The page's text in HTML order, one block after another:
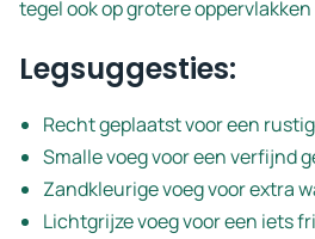
tegel ook op grotere
Legsuggesties:
Recht geplaatst voor een
Smalle voeg voor een verfijnd
Zandkleurige voeg voor extra
Lichtgrijze voeg voor een iets